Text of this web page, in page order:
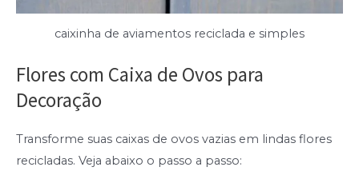
caixinha de aviamentos reciclada e simples
Flores com Caixa de Ovos para
Decoração
Transforme suas caixas de ovos vazias em lindas flores
recicladas. Veja abaixo o passo a passo: